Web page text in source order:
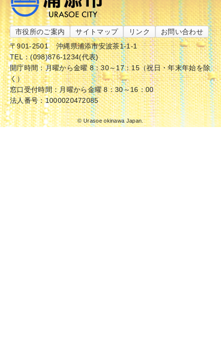
市役所のご案内 サイトマップ リンク
お問い合わせ
〒901-2501
沖縄県浦添市安波茶1-1-1
TEL：(098)876-1234(代表)
開庁時間：月曜から金曜 8：30～17：15（祝日・年末年始を除
く）
窓口受付時間：月曜から金曜 8：30～16：00
法人番号：1000020472085
© Urasoe okinawa Japan.